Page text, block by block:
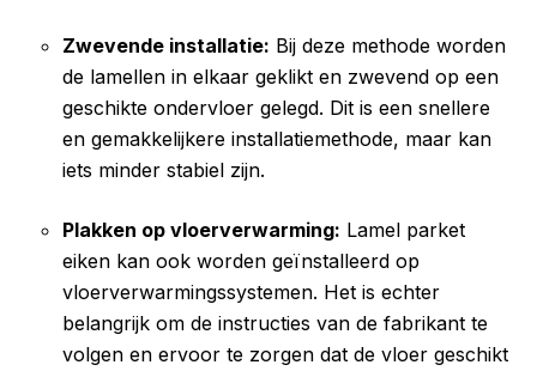
Zwevende installatie: Bij deze methode worden
de lamellen in elkaar geklikt en zwevend op een
geschikte ondervloer gelegd. Dit is een snellere
en gemakkelijkere installatiemethode, maar kan
iets minder stabiel zijn.
Plakken op vloerverwarming: Lamel parket
eiken kan ook worden geïnstalleerd op
vloerverwarmingssystemen. Het is echter
belangrijk om de instructies van de fabrikant te
volgen en ervoor te zorgen dat de vloer geschikt